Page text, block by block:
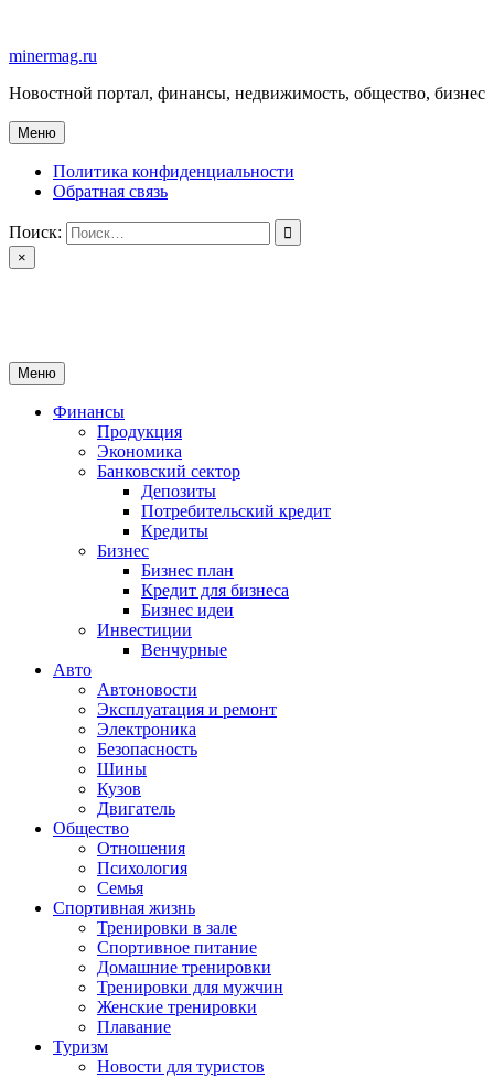
содержимому
minermag.ru
Новостной портал, финансы, недвижимость, общество, бизнес
Меню
Политика конфиденциальности
Обратная связь
Поиск:
×
Меню
Финансы
Продукция
Экономика
Банковский сектор
Депозиты
Потребительский кредит
Кредиты
Бизнес
Бизнес план
Кредит для бизнеса
Бизнес идеи
Инвестиции
Венчурные
Авто
Автоновости
Эксплуатация и ремонт
Электроника
Безопасность
Шины
Кузов
Двигатель
Общество
Отношения
Психология
Семья
Спортивная жизнь
Тренировки в зале
Спортивное питание
Домашние тренировки
Тренировки для мужчин
Женские тренировки
Плавание
Туризм
Новости для туристов